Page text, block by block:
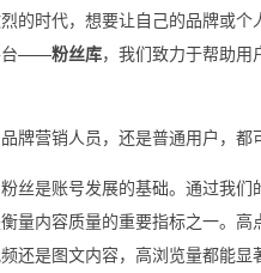
的时代，想要让自己的品牌或
台——粉丝库，我们致力于帮助
牌营销人员，还是普通用户，
丝是账号发展的基础。通过我们
量内容质量的重要指标之一。高
还是图文内容，高浏览量都能显